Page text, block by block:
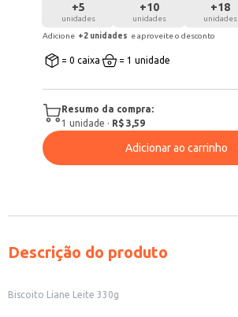
+5
unidades
+10
unidades
+18
unidades
Adicione +2 unidades e aproveite o desconto
= 0 caixa = 1 unidade
Resumo da compra:
1 unidade · R$ 3,59
Adicionar ao carrinho
Descrição do produto
Biscoito Liane Leite 330g